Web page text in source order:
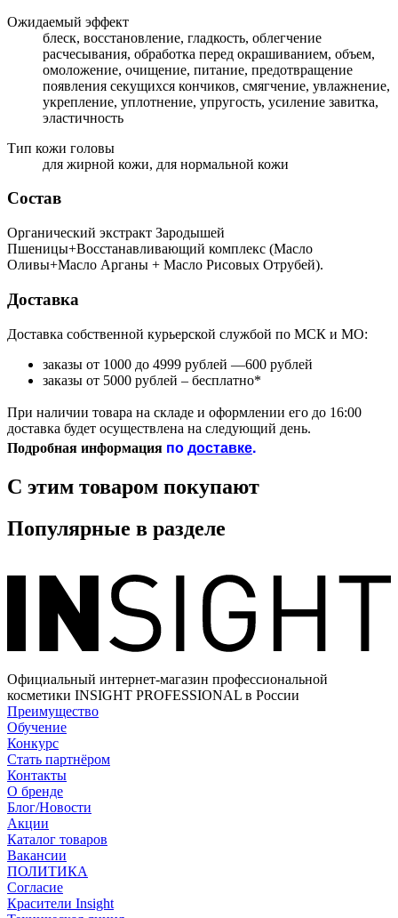
Ожидаемый эффект
блеск, восстановление, гладкость, облегчение
расчесывания, обработка перед окрашиванием, объем,
омоложение, очищение, питание, предотвращение
появления секущихся кончиков, смягчение, увлажнение,
укрепление, уплотнение, упругость, усиление завитка,
эластичность
Тип кожи головы
для жирной кожи, для нормальной кожи
Состав
Органический экстракт Зародышей
Пшеницы+Восстанавливающий комплекс (Масло
Оливы+Масло Арганы + Масло Рисовых Отрубей).
Доставка
Доставка собственной курьерской службой по МСК и МО:
заказы от 1000 до 4999 рублей —600 рублей
заказы от 5000 рублей – бесплатно*
При наличии товара на складе и оформлении его до 16:00
доставка будет осуществлена на следующий день.
Подробная информация подоставке.
С этим товаром покупают
Популярные в разделе
Официальный интернет-магазин профессиональной
косметики INSIGHT PROFESSIONAL в России
Преимущество
Обучение
Конкурс
Стать партнёром
Контакты
О бренде
Блог/Новости
Акции
Каталог товаров
Вакансии
ПОЛИТИКА
Согласие
Краcители Insight